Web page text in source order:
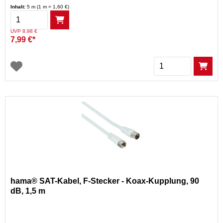
Inhalt: 5 m (1 m = 1,60 €)
Menge
Preis reduziert von
UVP 8,98 €auf
7,99 €*
Menge
hama® SAT-Kabel, F-Stecker - Koax-Kupplung, 90
dB, 1,5 m